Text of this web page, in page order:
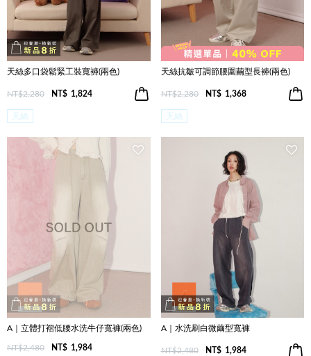
天絲多口袋鬆緊工裝寬褲(兩色)
NT$2,280 NT$ 1,824
天絲
天絲抗皺可調節腰圍繭型長褲(兩色)
NT$2,280 NT$ 1,368
天絲
A｜立體打褶低腰水洗牛仔寬褲(兩色)
NT$2,480 NT$ 1,984
A｜水洗刷白微繭型寬褲
NT$2,480 NT$ 1,984